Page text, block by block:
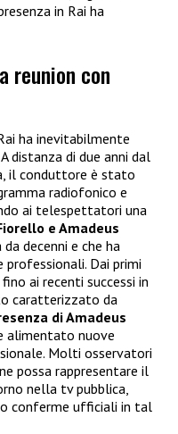
in Rai ha
reunion con
ha inevitabilmente
distanza di due anni dal
il conduttore è stato
radiofonico e
ai telespettatori una
e Amadeus
da decenni e che ha
Dai primi
ai recenti successi in
caratterizzato da
di Amadeus
alimentato nuove
Molti osservatori
possa rappresentare il
nella tv pubblica,
conferme ufficiali in tal